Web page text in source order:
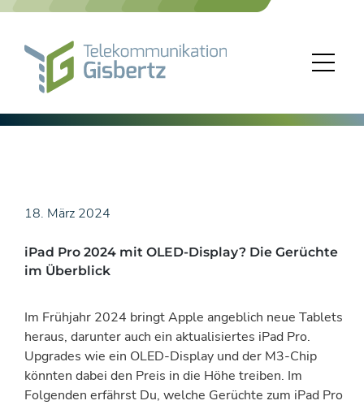
Skip
18. März 2024
iPad Pro 2024 mit OLED-Display? Die Gerüchte
im Überblick
Im Frühjahr 2024 bringt Apple angeblich neue Tablets
heraus, darunter auch ein aktualisiertes iPad Pro.
Upgrades wie ein OLED-Display und der M3-Chip
könnten dabei den Preis in die Höhe treiben. Im
Folgenden erfährst Du, welche Gerüchte zum iPad Pro